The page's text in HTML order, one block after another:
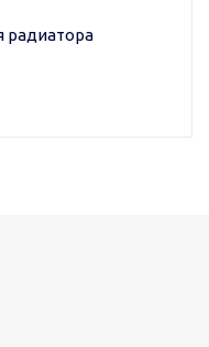
радиатора